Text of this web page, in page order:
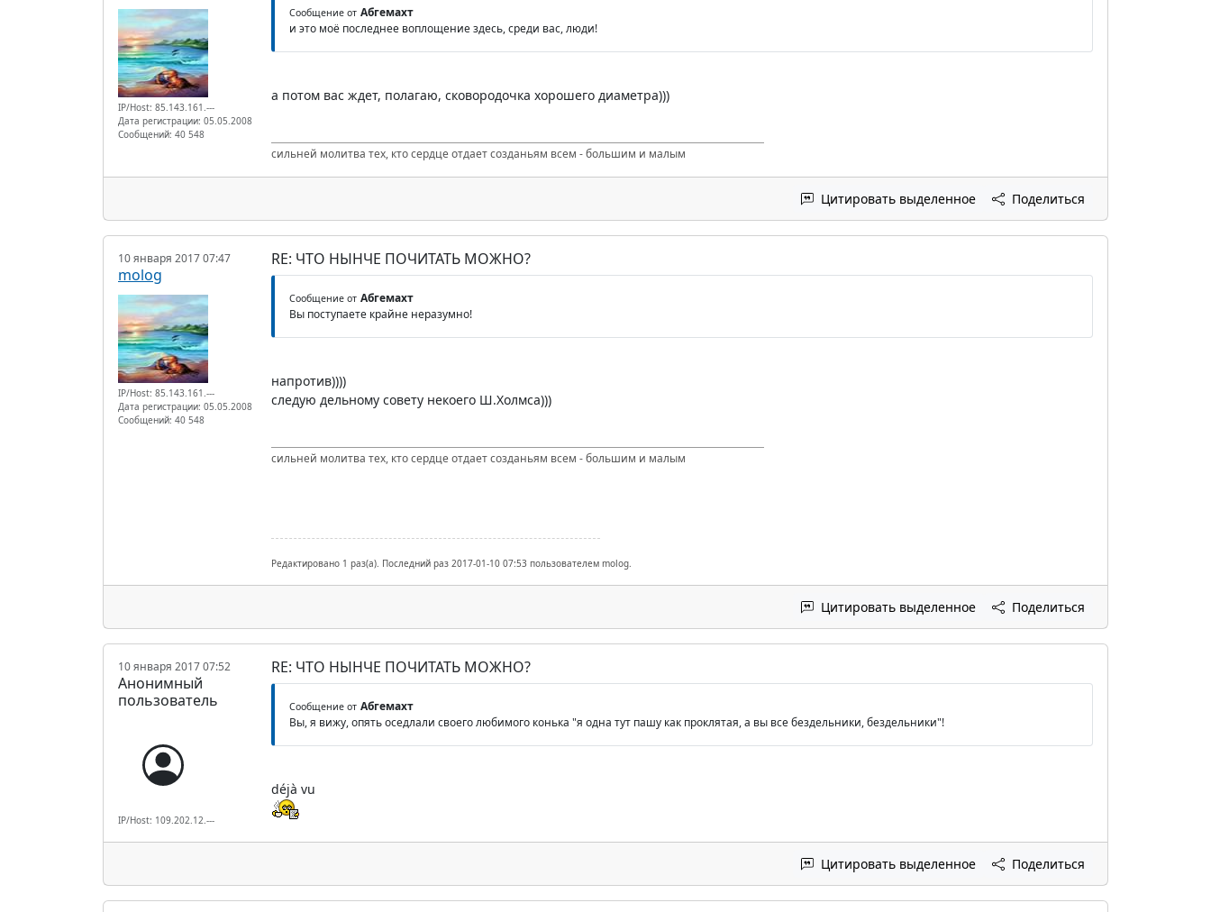
IP/Host: 85.143.161.---
Дата регистрации: 05.05.2008
Сообщений: 40 548
Сообщение от Абгемахт
и это моё последнее воплощение здесь, среди вас, люди!
а потом вас ждет, полагаю, сковородочка хорошего диаметра)))
сильней молитва тех, кто сердце отдает созданьям всем - большим и малым
Цитировать выделенное Поделиться
10 января 2017 07:47
molog
IP/Host: 85.143.161.---
Дата регистрации: 05.05.2008
Сообщений: 40 548
RE: ЧТО НЫНЧЕ ПОЧИТАТЬ МОЖНО?
Сообщение от Абгемахт
Вы поступаете крайне неразумно!
напротив))))
следую дельному совету некоего Ш.Холмса)))
сильней молитва тех, кто сердце отдает созданьям всем - большим и малым
Редактировано 1 раз(а). Последний раз 2017-01-10 07:53 пользователем molog.
Цитировать выделенное Поделиться
10 января 2017 07:52
Анонимный
пользователь
IP/Host: 109.202.12.---
RE: ЧТО НЫНЧЕ ПОЧИТАТЬ МОЖНО?
Сообщение от Абгемахт
Вы, я вижу, опять оседлали своего любимого конька "я одна тут пашу как проклятая, а вы все бездельники, бездельники"!
déjà vu
Цитировать выделенное Поделиться